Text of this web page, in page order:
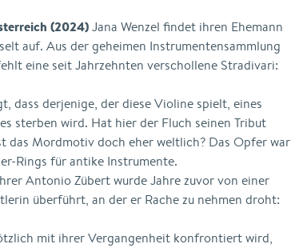
(2024)Jana Wenzel findet ihren Ehemann
auf. Aus der geheimen Instrumentensammlung
eine seit Jahrzehnten verschollene Stradivari:
dass derjenige, der diese Violine spielt, eines
sterben wird. Hat hier der Fluch seinen Tribut
das Mordmotiv doch eher weltlich? Das Opfer war
Rings für antike Instrumente.
Antonio Zübert wurde Jahre zuvor von einer
überführt, an der er Rache zu nehmen droht:
mit ihrer Vergangenheit konfrontiert wird,